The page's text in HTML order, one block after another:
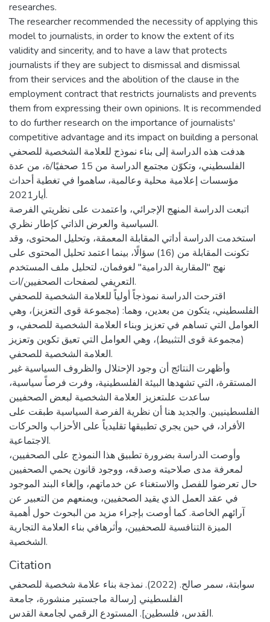
researches.
The researcher recommended the necessity of applying this
model to journalists, in order to know the extent of its
validity and sincerity, and to have a law that protects
journalists if they are subject to dismissal and dismissal
from their services and the abolition of the clause in the
employment contract that restricts journalists and prevents
them from expressing their own opinions. It is recommended
to do further research on the importance of journalists'
competitive advantage and its impact on building a personal
هدفت هذه الدراسة إلى بناء نموذج للعلامة الشخصية للصحفي
الفلسطيني، وتكوّن مجتمع الدراسة من 15 صحفيًا/ة، من عدة
مؤسسات إعلامية محلية وعالمية، ساهموا في تغطية أحداث
أيار2021.
اتبعت الدراسة المنهج الإجرائي، واعتمدت على نظريتي الفرصة
السياسية والعرض الذاتي كإطار نظري.
استخدمت الدراسة أداتي المقابلة المعمقة، وتحليل المحتوى، وقد
تكونت المقابلة من (16) سؤالًا، بينما اعتمد تحليل المحتوى على
نهج "المقاربة الدرامية" لغوفمان، لتحليل ملف المستخدم
التعريفي لصفحات الصحفيين/ات.
اقترحت الدراسة نموذجاً أولياً للعلامة الشخصية للصحفي
الفلسطيني، يتكون من بعدين، وهما: (مجموعة قوى التعزيز)، وهي
العوامل التي تساهم في تعزيز وبناء العلامة الشخصية للصحفي، و
(مجموعة قوى التثبيط)، وهي العوامل التي تعيق تكوين وتعزيز
العلامة الشخصية للصحفي.
وأظهرت النتائج أن وجود الإحتلال والظروف السياسية غير
المستقرة، التي تشهدها البيئة الفلسطينية، وفرت فرصاً سياسية،
ساعدت علىتعزيز العلامة الشخصية لبعض الصحفيين
الفلسطينيين. والجديد هنا أن نظرية الفرصة السياسية طبقت على
الأفراد، في حين يجري تطبيقها تقليدياً على الأحزاب والحركات
الاجتماعية.
وأوصت الدراسة بضرورة تطبيق هذا النموذج على الصحفيين،
لمعرفة مدى صلاحيته وصدقه، ووجود قانون يحمي الصحفيين
حال تعرضوا للفصل والاستغناء عن خدماتهم، وإلغاء البند الموجود
في عقد العمل الذي يقيد الصحفيين، ويمنعهم من التعبير عن
آرائهم الخاصة. كما أوصت بإجراء مزيد من البحوث حول أهمية
الميزة التنافسية للصحفيين، وأثرهافي بناء العلامة التجارية
الشخصية.
Citation
سوابتة، سمر صالح. (2022). نمذجة بناء علامة شخصية للصحفي
الفلسطيني [رسالة ماجستير منشورة، جامعة
القدس، فلسطين]. المستودع الرقمي لجامعة القدس.